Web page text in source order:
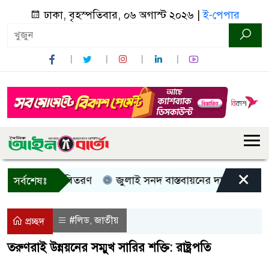
ঢাকা, বৃহস্পতিবার, ০৬ অগাস্ট ২০২৬ |ই-পেপার
সর্বশেষঃ
সহায়তা বিতরণ জুলাই সনদ বাস্তবায়নের দাবিতে ×
প্রচ্ছদ #লিড,জাতীয়
তরুণরাই উন্নয়নের সম্মুখ সারির শক্তি: রাষ্ট্রপতি